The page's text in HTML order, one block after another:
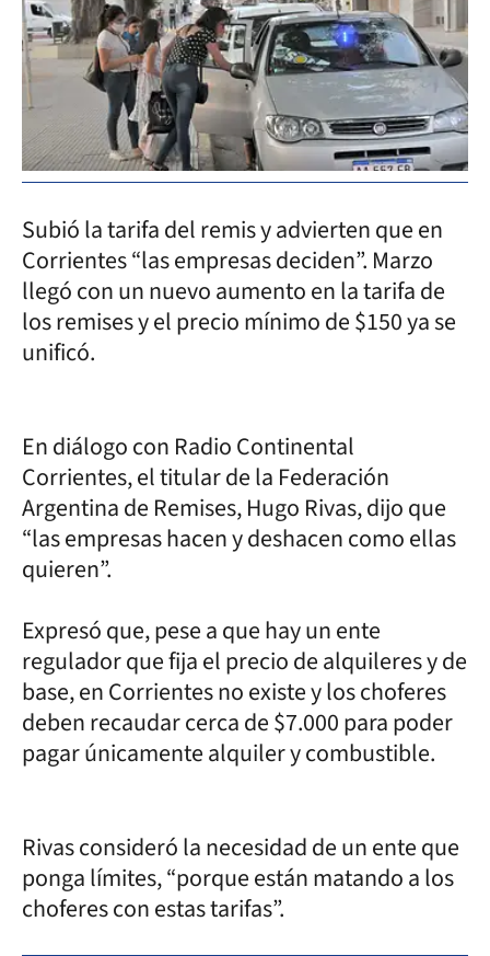
Subió la tarifa del remis y advierten que en
Corrientes “las empresas deciden”. Marzo
llegó con un nuevo aumento en la tarifa de
los remises y el precio mínimo de $150 ya se
unificó.
En diálogo con Radio Continental
Corrientes, el titular de la Federación
Argentina de Remises, Hugo Rivas, dijo que
“las empresas hacen y deshacen como ellas
quieren”.
Expresó que, pese a que hay un ente
regulador que fija el precio de alquileres y de
base, en Corrientes no existe y los choferes
deben recaudar cerca de $7.000 para poder
pagar únicamente alquiler y combustible.
Rivas consideró la necesidad de un ente que
ponga límites, “porque están matando a los
choferes con estas tarifas”.